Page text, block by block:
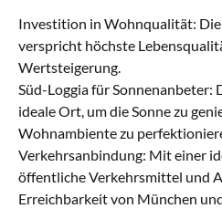
Investition in Wohnqualität:
verspricht höchste
Wertsteigerung.
Süd-Loggia für Sonnenanbeter:
ideale Ort, um die Sonne zu
Wohnambiente zu
Verkehrsanbindung: Mit einer
öffentliche Verkehrsmittel und
Erreichbarkeit von München